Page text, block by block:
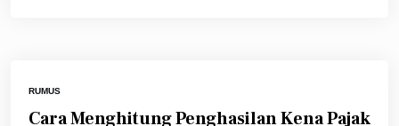
RUMUS
Cara Menghitung Penghasilan Kena Pajak